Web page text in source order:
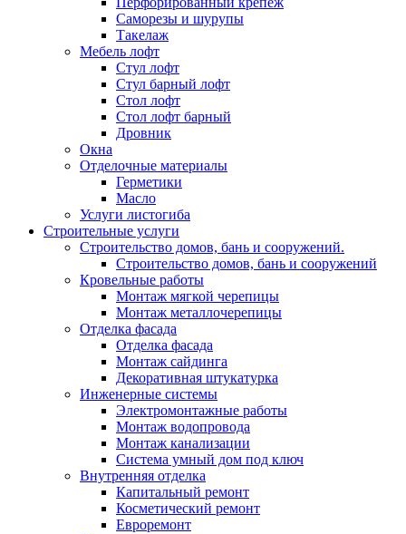
Саморезы и шурупы
Такелаж
Мебель лофт
Стул лофт
Стул барный лофт
Стол лофт
Стол лофт барный
Дровник
Окна
Отделочные материалы
Герметики
Масло
Услуги листогиба
Строительные услуги
Строительство домов, бань и сооружений.
Строительство домов, бань и сооружений
Кровельные работы
Монтаж мягкой черепицы
Монтаж металлочерепицы
Отделка фасада
Отделка фасада
Монтаж сайдинга
Декоративная штукатурка
Инженерные системы
Электромонтажные работы
Монтаж водопровода
Монтаж канализации
Система умный дом под ключ
Внутренняя отделка
Капитальный ремонт
Косметический ремонт
Евроремонт